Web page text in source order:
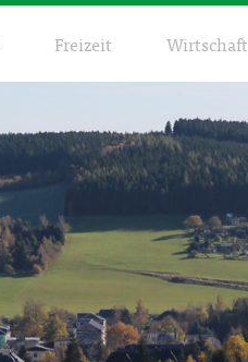
Freizeit Wirtschaft